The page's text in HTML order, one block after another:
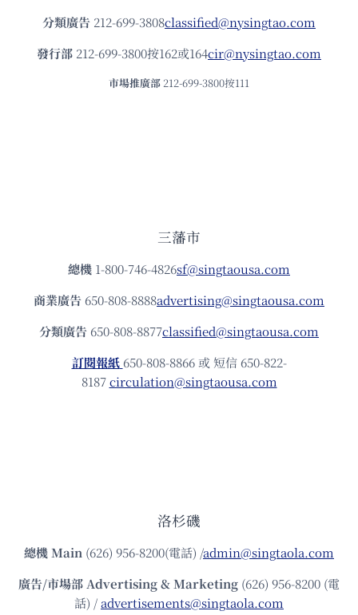
分類廣告 212-699-3808classified@nysingtao.com
發⾏部 212-699-3800按162或164cir@nysingtao.com
市場推廣部 212-699-3800按111
三藩市
總機 1-800-746-4826sf@singtaousa.com
商業廣告 650-808-8888advertising@singtaousa.com
分類廣告 650-808-8877classified@singtaousa.com
訂閱報紙 650-808-8866 或 短信 650-822-
8187circulation@singtaousa.com
洛杉磯
總機Main (626) 956-8200(電話) /admin@singtaola.com
廣告/市場部Advertising & Marketing (626) 956-8200 (電
話) /advertisements@singtaola.com